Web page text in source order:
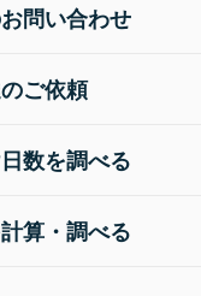
問い合わせ
ご依頼
数を調べる
算・調べる